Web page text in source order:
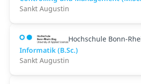
Sankt Augustin
Hochschule Bonn-
Informatik (B.Sc.)
Sankt Augustin